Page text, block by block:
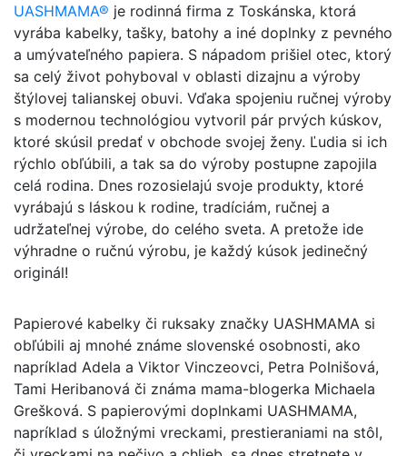
UASHMAMA® je rodinná firma z Toskánska, ktorá
vyrába kabelky, tašky, batohy a iné doplnky z pevného
a umývateľného papiera. S nápadom prišiel otec, ktorý
sa celý život pohyboval v oblasti dizajnu a výroby
štýlovej talianskej obuvi. Vďaka spojeniu ručnej výroby
s modernou technológiou vytvoril pár prvých kúskov,
ktoré skúsil predať v obchode svojej ženy. Ľudia si ich
rýchlo obľúbili, a tak sa do výroby postupne zapojila
celá rodina. Dnes rozosielajú svoje produkty, ktoré
vyrábajú s láskou k rodine, tradíciám, ručnej a
udržateľnej výrobe, do celého sveta. A pretože ide
výhradne o ručnú výrobu, je každý kúsok jedinečný
originál!
Papierové kabelky či ruksaky značky UASHMAMA si
obľúbili aj mnohé známe slovenské osobnosti, ako
napríklad Adela a Viktor Vinczeovci, Petra Polnišová,
Tami Heribanová či známa mama-blogerka Michaela
Grešková. S papierovými doplnkami UASHMAMA,
napríklad s úložnými vreckami, prestieraniami na stôl,